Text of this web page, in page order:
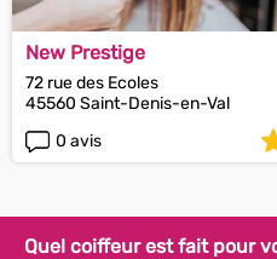
New Prestige
72 rue des Ecoles
45560 Saint-Denis-en-Val
0 avis
Quel coiffeur est fait pour